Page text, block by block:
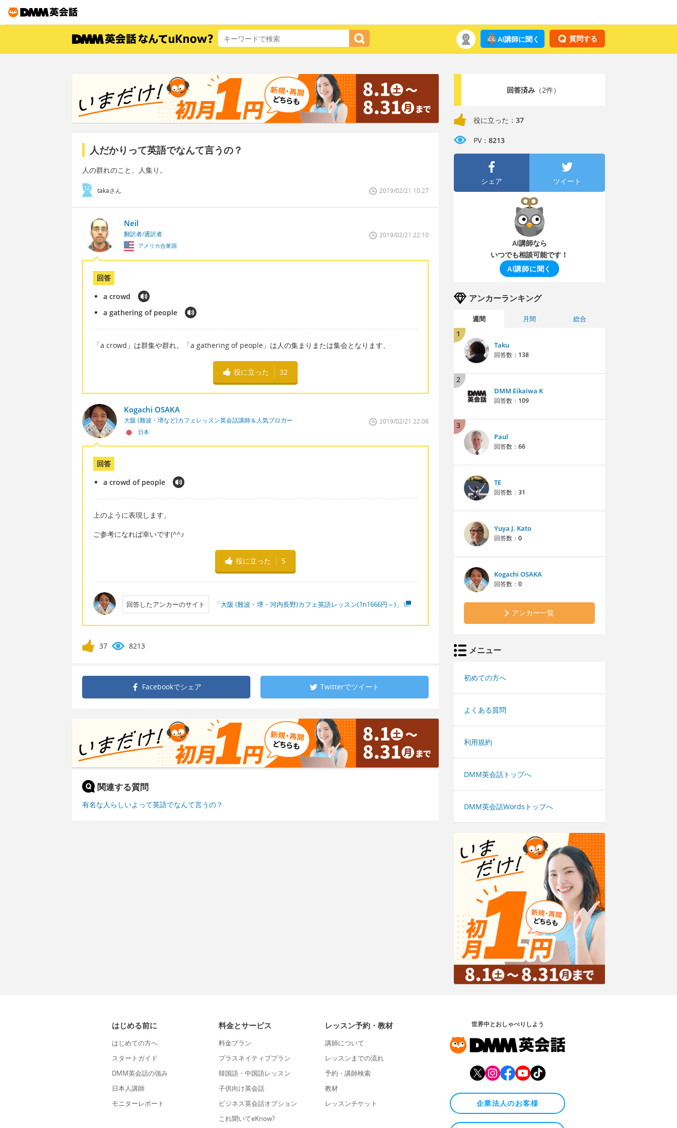
質問する
AI講師に聞く
人だかりって英語でなんて言うの？
人の群れのこと、人集り。
takaさん 2019/02/21 10:27
Neil
翻訳者/通訳者
アメリカ合衆国
2019/02/21 22:10
回答
a crowd
a gathering of people
「a crowd」は群集や群れ。「a gathering of people」は人の集まりまたは集会となります、
役に立った 32
Kogachi OSAKA
大阪 (難波・堺など)カフェレッスン英会話講師＆人気ブロガー
日本
2019/02/21 22:08
回答
a crowd of people
上のように表現します。
ご参考になれば幸いです(^^♪
役に立った 5
回答したアンカーのサイト 「大阪 (難波・堺・河内長野)カフェ英語レッスン(1h1666円～)」
37 8213
Facebookでシェア Twitterでツイート
関連する質問
有名な人らしいよって英語でなんて言うの？
回答済み（2件）
役に立った： 37
PV： 8213
シェア ツイート
AI講師なら
いつでも相談可能です！
AI講師に聞く
アンカーランキング
週間 月間 総合
1
Taku
回答数： 138
2
DMM Eikaiwa K
回答数： 109
3
Paul
回答数： 66
TE
回答数： 31
Yuya J. Kato
回答数： 0
Kogachi OSAKA
回答数： 0
アンカー一覧
メニュー
初めての方へ
よくある質問
利用規約
DMM英会話トップへ
DMM英会話Wordsトップへ
はじめる前に
はじめての方へ
スタートガイド
DMM英会話の強み
日本人講師
モニターレポート
料金とサービス
料金プラン
プラスネイティブプラン
韓国語・中国語レッスン
子供向け英会話
ビジネス英会話オプション
これ聞いてeKnow?
レッスン予約・教材
講師について
レッスンまでの流れ
予約・講師検索
教材
レッスンチケット
世界中とおしゃべりしよう
企業法人のお客様